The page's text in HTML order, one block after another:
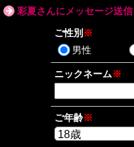
彩夏さんにメッセージ送信